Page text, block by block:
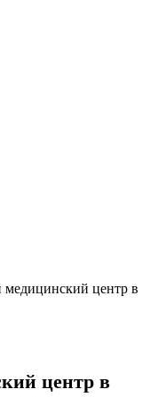
медицинский центр в
центр в